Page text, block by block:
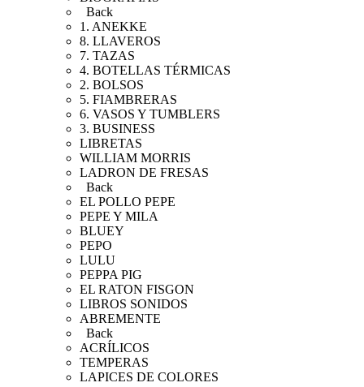
Back
1. ANEKKE
8. LLAVEROS
7. TAZAS
4. BOTELLAS TÉRMICAS
2. BOLSOS
5. FIAMBRERAS
6. VASOS Y TUMBLERS
3. BUSINESS
LIBRETAS
WILLIAM MORRIS
LADRON DE FRESAS
Back
EL POLLO PEPE
PEPE Y MILA
BLUEY
PEPO
LULU
PEPPA PIG
EL RATON FISGON
LIBROS SONIDOS
ABREMENTE
Back
ACRÍLICOS
TEMPERAS
LAPICES DE COLORES